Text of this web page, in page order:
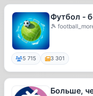
Футбол -
🎾
5 715 3 301
Больше,